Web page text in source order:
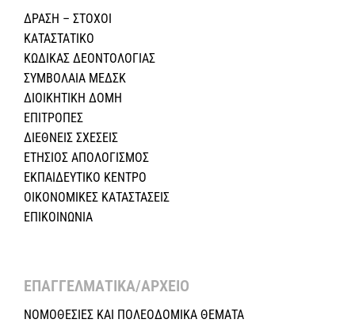
ΔΡΑΣΗ – ΣΤΟΧΟΙ
ΚΑΤΑΣΤΑΤΙΚΟ
ΚΩΔΙΚΑΣ ΔΕΟΝΤΟΛΟΓΙΑΣ
ΣΥΜΒΟΛΑΙΑ ΜΕΔΣΚ
ΔΙΟΙΚΗΤΙΚΗ ΔΟΜΗ
ΕΠΙΤΡΟΠΕΣ
ΔΙΕΘΝΕΙΣ ΣΧΕΣEIΣ
ΕΤΗΣΙΟΣ ΑΠΟΛΟΓΙΣΜΟΣ
ΕΚΠΑΙΔΕΥΤΙΚΟ ΚΕΝΤΡΟ
ΟΙΚΟΝΟΜΙΚΕΣ ΚΑΤΑΣΤΑΣΕΙΣ
ΕΠΙΚΟΙΝΩΝΙΑ
ΕΠΑΓΓΕΛΜΑΤΙΚΑ/ΑΡΧΕΙΟ ​
ΝΟΜΟΘΕΣΙΕΣ KAI ΠΟΛΕΟΔΟΜΙΚΑ ΘΕΜΑΤΑ